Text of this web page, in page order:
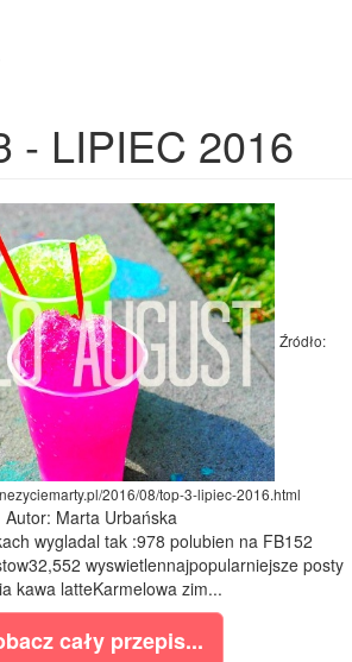
- LIPIEC 2016
Źródło:
2016/08/top-3-lipiec-2016.html
Autor: Marta Urbańska
wygladal tak :978 polubien na FB152
wyswietlennajpopularniejsze posty
kawa latteKarmelowa zim...
cały przepis...